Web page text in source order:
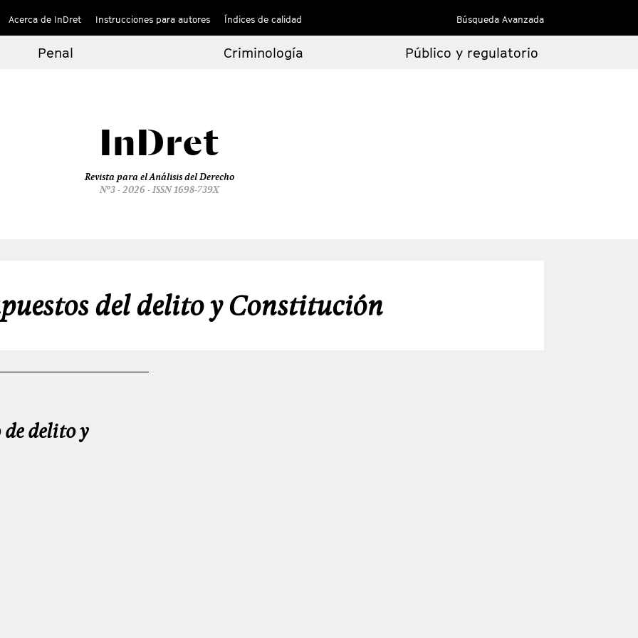
Acerca de InDret Instrucciones para autores Índices de calidad Búsqueda Avanzada
Penal Criminología Público y regulatorio
InDret
Revista para el Análisis del Derecho
Nº3 - 2026 - ISSN 1698-739X
del delito y Constitución
delito y